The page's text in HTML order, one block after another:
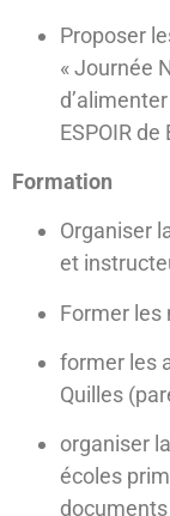
Proposer
« Journée
ESPOIR
Formation
Organiser
et
Former les
former les
Quilles
organiser
écoles